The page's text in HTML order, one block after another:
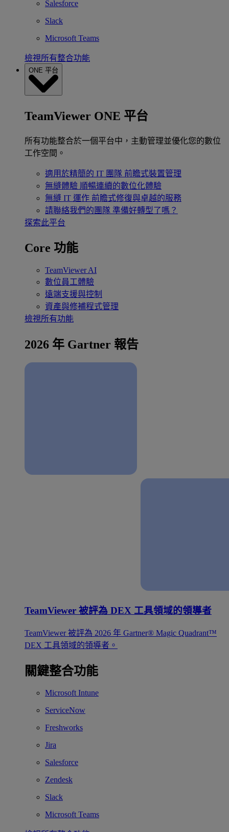
Salesforce
Slack
Microsoft Teams
檢視所有整合功能
ONE 平台
TeamViewer ONE 平台
所有功能整合於一個平台中，主動管理並優化您的數位
工作空間。
適用於精簡的 IT 團隊 前瞻式裝置管理
無縫體驗 順暢連續的數位化體驗
無縫 IT 運作 前瞻式修復與卓越的服務
請聯絡我們的團隊 準備好轉型了嗎？
探索此平台
Core 功能
TeamViewer AI
數位員工體驗
遠端支援與控制
資產與修補程式管理
檢視所有功能
2026 年 Gartner 報告
TeamViewer 被評為 DEX 工具領域的領導者
TeamViewer 被評為 2026 年 Gartner® Magic Quadrant™
DEX 工具領域的領導者。
關鍵整合功能
Microsoft Intune
ServiceNow
Freshworks
Jira
Salesforce
Zendesk
Slack
Microsoft Teams